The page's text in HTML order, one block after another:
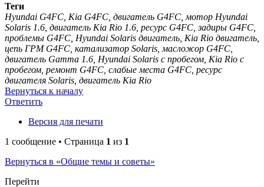
Теги
Hyundai G4FC, Kia G4FC, двигатель G4FC, мотор Hyundai
Solaris 1.6, двигатель Kia Rio 1.6, ресурс G4FC, задиры G4FC,
проблемы G4FC, Hyundai Solaris двигатель, Kia Rio двигатель,
цепь ГРМ G4FC, катализатор Solaris, масложор G4FC,
двигатель Gamma 1.6, Hyundai Solaris с пробегом, Kia Rio с
пробегом, ремонт G4FC, слабые места G4FC, ресурс
двигателя Solaris, двигатель Kia Rio
Вернуться к началу
Ответить
Версия для печати
1 сообщение • Страница 1 из 1
Вернуться в «Общие темы и советы»
Перейти